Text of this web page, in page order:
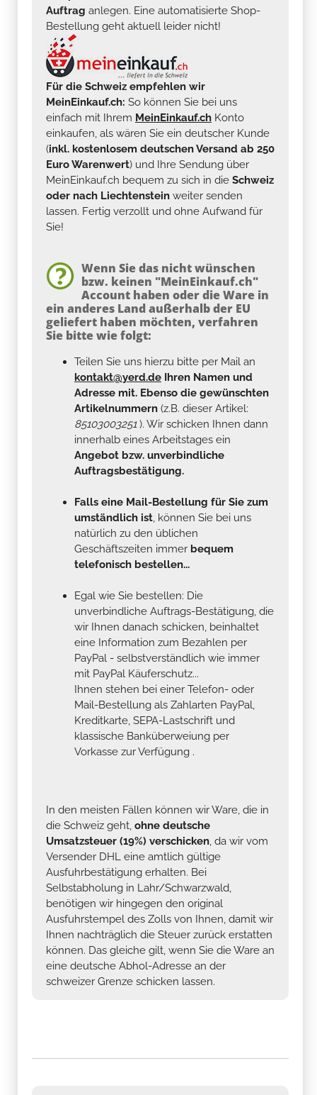
Für die Schweiz empfehlen wir
MeinEinkauf.ch:So können Sie bei uns
einfach mit IhremMeinEinkauf.ch
einkaufen, als wären Sie ein deutscher Kunde
(inkl. kostenlosem deutschen Versand ab 250
Euro Warenwert) und Ihre Sendung über
MeinEinkauf.ch bequem zu sich in dieSchweiz
oder nach Liechtensteinweiter senden
lassen. Fertig verzollt und ohne Aufwand für
Sie!
Account haben oder die Ware in
ein anderes Land außerhalb der EU
geliefert haben möchten, verfahren
Sie bitte wie folgt:
Teilen Sie uns hierzu bitte per Mail an
kontakt@yerd.de
Adresse mit. Ebenso die gewünschten
Artikelnummern(z.B. dieser Artikel:
85103003251 ). Wir schicken Ihnen dann
innerhalb eines Arbeitstages ein
Angebot bzw. unverbindliche
Auftragsbestätigung.
Falls eine Mail-Bestellung für Sie zum
natürlich zu den üblichen
Geschäftszeiten immerbequem
telefonisch bestellen...
Egal wie Sie bestellen: Die
wir Ihnen danach schicken, beinhaltet
eine Information zum Bezahlen per
PayPal - selbstverständlich wie immer
mit PayPal Käuferschutz...
Ihnen stehen bei einer Telefon- oder
Mail-Bestellung als Zahlarten PayPal,
Kreditkarte, SEPA-Lastschrift und
klassische Banküberweiung per
Vorkasse zur Verfügung .
Umsatzsteuer (19%) verschicken, da wir vom
Versender DHL eine amtlich gültige
Ausfuhrbestätigung erhalten. Bei
Selbstabholung in Lahr/Schwarzwald,
benötigen wir hingegen den original
Ausfuhrstempel des Zolls von Ihnen, damit wir
Ihnen nachträglich die Steuer zurück erstatten
können. Das gleiche gilt, wenn Sie die Ware an
eine deutsche Abhol-Adresse an der
schweizer Grenze schicken lassen.